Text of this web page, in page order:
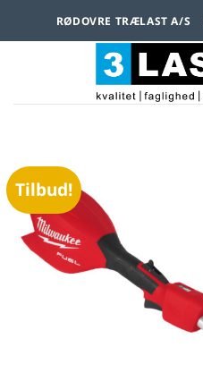
RØDOVRE TRÆLAST A/S
Tilbud!